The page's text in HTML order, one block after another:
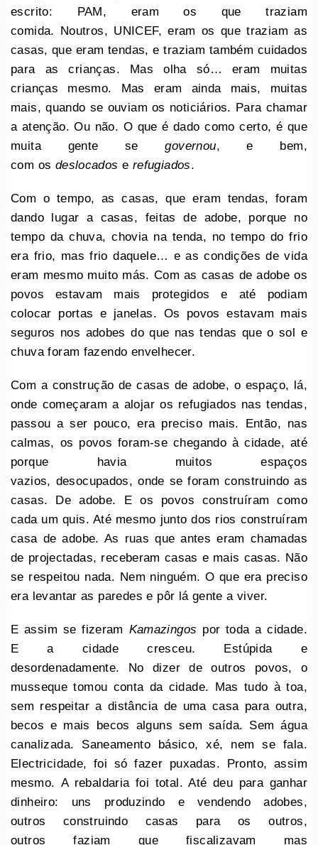
escrito: PAM, eram os que traziam
comida. Noutros, UNICEF, eram os que traziam as
casas, que eram tendas, e traziam também cuidados
para as crianças. Mas olha só… eram muitas
crianças mesmo. Mas eram ainda mais, muitas
mais, quando se ouviam os noticiários. Para chamar
a atenção. Ou não. O que é dado como certo, é que
muita gente segovernou, e bem,
com os deslocados e refugiados.
Com o tempo, as casas, que eram tendas, foram
dando lugar a casas, feitas de adobe, porque no
tempo da chuva, chovia na tenda, no tempo do frio
era frio, mas frio daquele… e as condições de vida
eram mesmo muito más. Com as casas de adobe os
povos estavam mais protegidos e até podiam
colocar portas e janelas. Os povos estavam mais
seguros nos adobes do que nas tendas que o sol e
chuva foram fazendo envelhecer.
Com a construção de casas de adobe, o espaço, lá,
onde começaram a alojar os refugiados nas tendas,
passou a ser pouco, era preciso mais. Então, nas
calmas, os povos foram-se chegando à cidade, até
porque havia muitos espaços
vazios, desocupados, onde se foram construindo as
casas. De adobe. E os povos construíram como
cada um quis. Até mesmo junto dos rios construíram
casa de adobe. As ruas que antes eram chamadas
de projectadas, receberam casas e mais casas. Não
se respeitou nada. Nem ninguém. O que era preciso
era levantar as paredes e pôr lá gente a viver.
E assim se fizeram Kamazingos por toda a cidade.
E a cidade cresceu. Estúpida e
desordenadamente. No dizer de outros povos, o
musseque tomou conta da cidade. Mas tudo à toa,
sem respeitar a distância de uma casa para outra,
becos e mais becos alguns sem saída. Sem água
canalizada. Saneamento básico, xé, nem se fala.
Electricidade, foi só fazer puxadas. Pronto, assim
mesmo. A rebaldaria foi total. Até deu para ganhar
dinheiro: uns produzindo e vendendo adobes,
outros construindo casas para os outros,
outros faziam que fiscalizavam mas